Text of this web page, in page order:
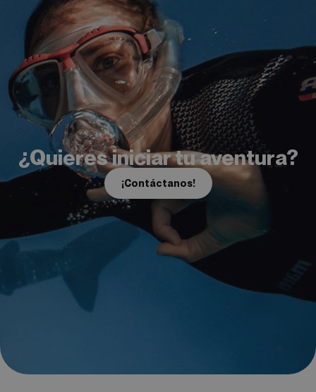
¿Quieres iniciar tu aventura?
¡Contáctanos!